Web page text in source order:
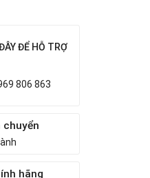
ĐỂ HỖ TRỢ
806 863
chuyển
hãng